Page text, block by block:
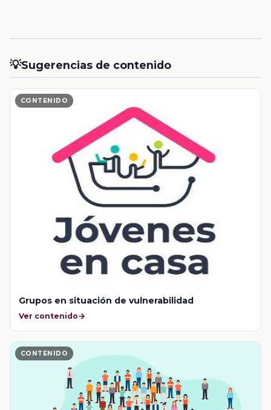
💡Sugerencias de contenido
CONTENIDO
Grupos en situación de vulnerabilidad
Ver contenido
CONTENIDO